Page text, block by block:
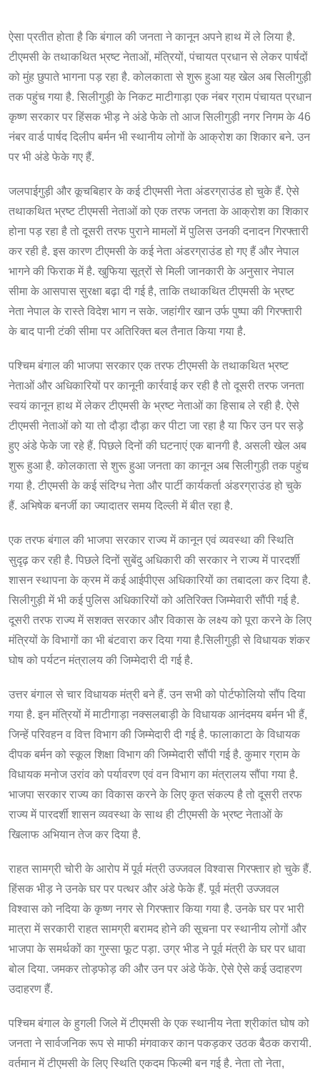
ऐसा प्रतीत होता है कि बंगाल की जनता ने कानून अपने हाथ में ले लिया है.
टीएमसी के तथाकथित भ्रष्ट नेताओं, मंत्रियों, पंचायत प्रधान से लेकर पार्षदों
को मुंह छुपाते भागना पड़ रहा है. कोलकाता से शुरू हुआ यह खेल अब सिलीगुड़ी
तक पहुंच गया है. सिलीगुड़ी के निकट माटीगाड़ा एक नंबर ग्राम पंचायत प्रधान
कृष्ण सरकार पर हिंसक भीड़ ने अंडे फेके तो आज सिलीगुड़ी नगर निगम के 46
नंबर वार्ड पार्षद दिलीप बर्मन भी स्थानीय लोगों के आक्रोश का शिकार बने. उन
पर भी अंडे फेके गए हैं.
जलपाईगुड़ी और कूचबिहार के कई टीएमसी नेता अंडरग्राउंड हो चुके हैं. ऐसे
तथाकथित भ्रष्ट टीएमसी नेताओं को एक तरफ जनता के आक्रोश का शिकार
होना पड़ रहा है तो दूसरी तरफ पुराने मामलों में पुलिस उनकी दनादन गिरफ्तारी
कर रही है. इस कारण टीएमसी के कई नेता अंडरग्राउंड हो गए हैं और नेपाल
भागने की फिराक में है. खुफिया सूत्रों से मिली जानकारी के अनुसार नेपाल
सीमा के आसपास सुरक्षा बढ़ा दी गई है, ताकि तथाकथित टीएमसी के भ्रष्ट
नेता नेपाल के रास्ते विदेश भाग न सके. जहांगीर खान उर्फ पुष्पा की गिरफ्तारी
के बाद पानी टंकी सीमा पर अतिरिक्त बल तैनात किया गया है.
पश्चिम बंगाल की भाजपा सरकार एक तरफ टीएमसी के तथाकथित भ्रष्ट
नेताओं और अधिकारियों पर कानूनी कार्रवाई कर रही है तो दूसरी तरफ जनता
स्वयं कानून हाथ में लेकर टीएमसी के भ्रष्ट नेताओं का हिसाब ले रही है. ऐसे
टीएमसी नेताओं को या तो दौड़ा दौड़ा कर पीटा जा रहा है या फिर उन पर सड़े
हुए अंडे फेके जा रहे हैं. पिछले दिनों की घटनाएं एक बानगी है. असली खेल अब
शुरू हुआ है. कोलकाता से शुरू हुआ जनता का कानून अब सिलीगुड़ी तक पहुंच
गया है. टीएमसी के कई संदिग्ध नेता और पार्टी कार्यकर्ता अंडरग्राउंड हो चुके
हैं. अभिषेक बनर्जी का ज्यादातर समय दिल्ली में बीत रहा है.
एक तरफ बंगाल की भाजपा सरकार राज्य में कानून एवं व्यवस्था की स्थिति
सुदृढ़ कर रही है. पिछले दिनों सुबेंदु अधिकारी की सरकार ने राज्य में पारदर्शी
शासन स्थापना के क्रम में कई आईपीएस अधिकारियों का तबादला कर दिया है.
सिलीगुड़ी में भी कई पुलिस अधिकारियों को अतिरिक्त जिम्मेवारी सौंपी गई है.
दूसरी तरफ राज्य में सशक्त सरकार और विकास के लक्ष्य को पूरा करने के लिए
मंत्रियों के विभागों का भी बंटवारा कर दिया गया है.सिलीगुड़ी से विधायक शंकर
घोष को पर्यटन मंत्रालय की जिम्मेदारी दी गई है.
उत्तर बंगाल से चार विधायक मंत्री बने हैं. उन सभी को पोर्टफोलियो सौंप दिया
गया है. इन मंत्रियों में माटीगाड़ा नक्सलबाड़ी के विधायक आनंदमय बर्मन भी हैं,
जिन्हें परिवहन व वित्त विभाग की जिम्मेदारी दी गई है. फालाकाटा के विधायक
दीपक बर्मन को स्कूल शिक्षा विभाग की जिम्मेदारी सौंपी गई है. कुमार ग्राम के
विधायक मनोज उरांव को पर्यावरण एवं वन विभाग का मंत्रालय सौंपा गया है.
भाजपा सरकार राज्य का विकास करने के लिए कृत संकल्प है तो दूसरी तरफ
राज्य में पारदर्शी शासन व्यवस्था के साथ ही टीएमसी के भ्रष्ट नेताओं के
खिलाफ अभियान तेज कर दिया है.
राहत सामग्री चोरी के आरोप में पूर्व मंत्री उज्जवल विश्वास गिरफ्तार हो चुके हैं.
हिंसक भीड़ ने उनके घर पर पत्थर और अंडे फेके हैं. पूर्व मंत्री उज्जवल
विश्वास को नदिया के कृष्ण नगर से गिरफ्तार किया गया है. उनके घर पर भारी
मात्रा में सरकारी राहत सामग्री बरामद होने की सूचना पर स्थानीय लोगों और
भाजपा के समर्थकों का गुस्सा फूट पड़ा. उग्र भीड ने पूर्व मंत्री के घर पर धावा
बोल दिया. जमकर तोड़फोड़ की और उन पर अंडे फेंके. ऐसे ऐसे कई उदाहरण
उदाहरण हैं.
पश्चिम बंगाल के हुगली जिले में टीएमसी के एक स्थानीय नेता श्रीकांत घोष को
जनता ने सार्वजनिक रूप से माफी मंगवाकर कान पकड़कर उठक बैठक करायी.
वर्तमान में टीएमसी के लिए स्थिति एकदम फिल्मी बन गई है. नेता तो नेता,